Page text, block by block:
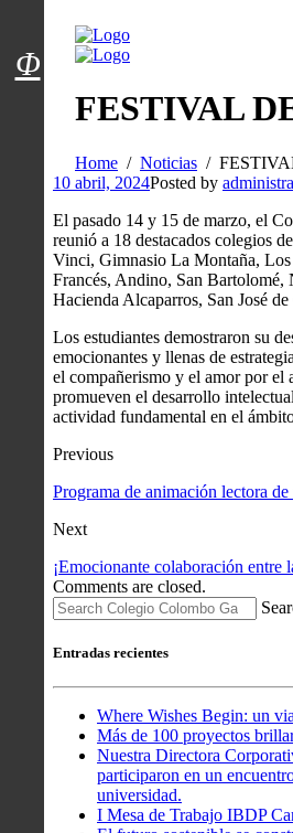
Menú usuarios
FESTIVAL
Home Noticias
10 abril, 2024Posted by
El pasado 14 y 15 de marzo, el
reunió a 18 destacados colegios
Vinci, Gimnasio La Montaña,
Francés, Andino, San
Hacienda Alcaparros, San José
Los estudiantes demostraron su
emocionantes y llenas de
el compañerismo y el amor por el
promueven el desarrollo
actividad fundamental en el
Previous
Programa de animación lectora
Next
¡Emocionante colaboración entre
Comments are closed.
Entradas recientes
Where Wishes Begin: un
Más de 100 proyectos
Nuestra Directora
participaron en un
universidad.
I Mesa de Trabajo IBDP
Φ